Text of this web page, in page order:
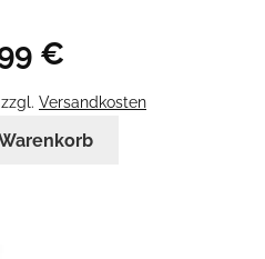
€
zzgl. Versandkosten